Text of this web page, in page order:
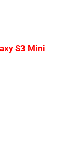
S3 Mini